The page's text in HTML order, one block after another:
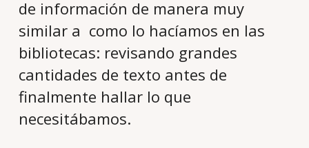
de información de manera muy
similar a como lo hacíamos en las
bibliotecas: revisando grandes
cantidades de texto antes de
finalmente hallar lo que
necesitábamos.